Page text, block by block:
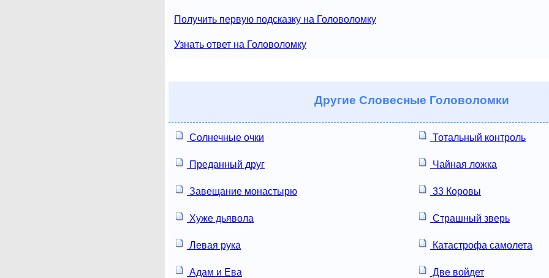
Получить первую подсказку на Головоломку
Узнать ответ на Головоломку
Другие Словесные Головоломки
Солнечные очки Тотальный контроль
Преданный друг Чайная ложка
Завещание монастырю 33 Коровы
Хуже дьявола Страшный зверь
Левая рука Катастрофа самолета
Адам и Ева Две войдет